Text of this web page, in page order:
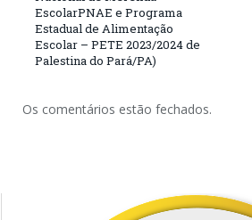
EscolarPNAE e Programa
Estadual de Alimentação
Escolar – PETE 2023/2024 de
Palestina do Pará/PA)
Os comentários estão fechados.